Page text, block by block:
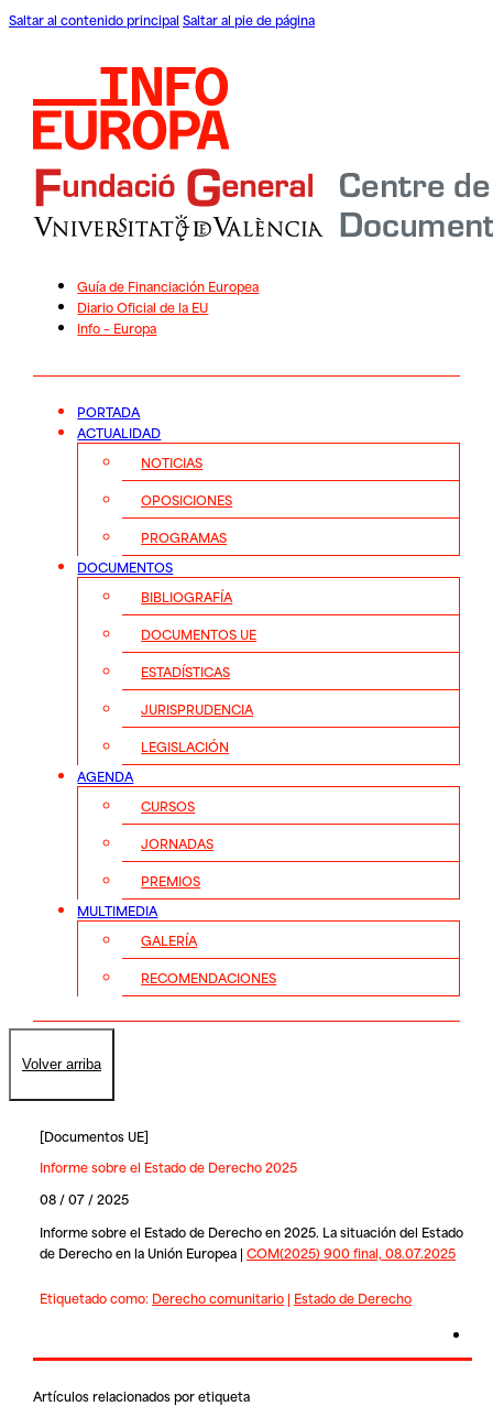
Saltar al contenido principal Saltar al pie de página
Guía de Financiación Europea
Diario Oficial de la EU
Info – Europa
PORTADA
ACTUALIDAD
NOTICIAS
OPOSICIONES
PROGRAMAS
DOCUMENTOS
BIBLIOGRAFÍA
DOCUMENTOS UE
ESTADÍSTICAS
JURISPRUDENCIA
LEGISLACIÓN
AGENDA
CURSOS
JORNADAS
PREMIOS
MULTIMEDIA
GALERÍA
RECOMENDACIONES
Volver arriba
[Documentos UE]
Informe sobre el Estado de Derecho 2025
08 / 07 / 2025
Informe sobre el Estado de Derecho en 2025. La situación del Estado
de Derecho en la Unión Europea | COM(2025) 900 final, 08.07.2025
Etiquetado como: Derecho comunitario| Estado de Derecho
Artículos relacionados por etiqueta